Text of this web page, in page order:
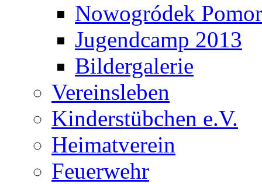
Nowogródek
Jugendcamp 2013
Bildergalerie
Vereinsleben
Kinderstübchen e.V.
Heimatverein
Feuerwehr